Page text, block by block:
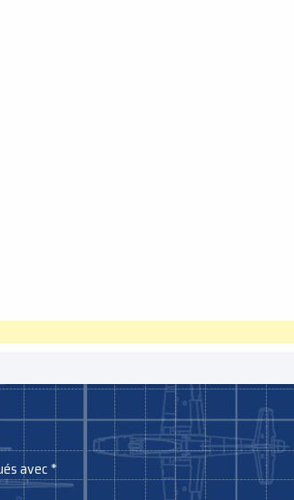
avec*